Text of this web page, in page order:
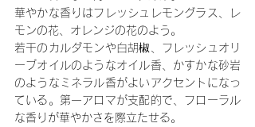
華やかな香りはフレッシュレモングラス、レ
モンの花、オレンジの花のよう。
若干のカルダモンや白胡椒、フレッシュオリ
ーブオイルのようなオイル香、かすかな砂岩
のようなミネラル香がよいアクセントになっ
ている。第一アロマが支配的で、フローラル
な香りが華やかさを際立たせる。